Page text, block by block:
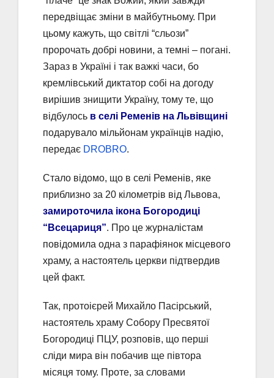
передвіщає зміни в майбутньому. При
цьому кажуть, що світлі “сльози”
пророчать добрі новини, а темні – погані.
Зараз в Україні і так важкі часи, бо
кремлівський диктатор собі на догоду
вирішив знищити Україну, тому те, що
відбулось в селі Ременів на Львівщині
подарувало мільйонам українців надію,
передає DROBRO.
Стало відомо, що в селі Ременів, яке
приблизно за 20 кілометрів від Львова,
замироточила ікона Богородиці
“Всецариця”. Про це журналістам
повідомила одна з парафіянок місцевого
храму, а настоятель церкви підтвердив
цей факт.
Так, протоієрей Михайло Пасірський,
настоятель храму Собору Пресвятої
Богородиці ПЦУ, розповів, що перші
сліди мира він побачив ще півтора
місяця тому. Проте, за словами